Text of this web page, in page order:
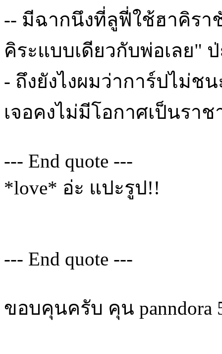
-- มีฉากนึงที่ลูฟี่ใช้ฮาคิรา
คิระแบบเดียวกับพ่อเลย"
- ถึงยังไงผมว่าการ์ปไม่ช
เจอคงไม่มีโอกาศเป็นรา
--- End quote ---
*love* อ่ะ แปะรูป!!
--- End quote ---
ขอบคุนครับ คุน panndora